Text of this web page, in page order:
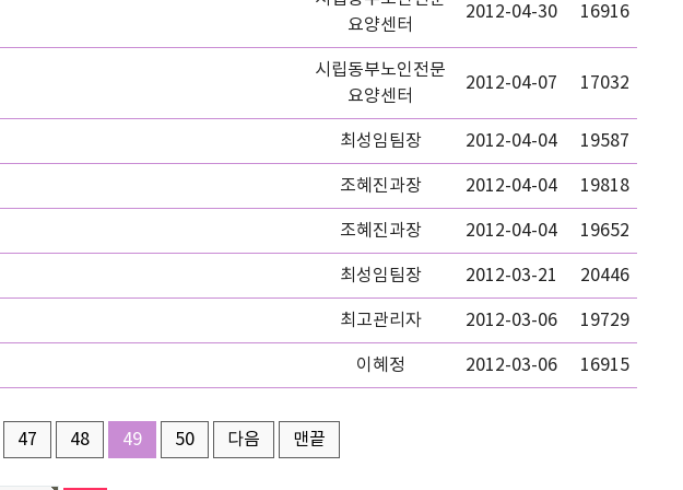
요양센터
2012-04-30 16916
시립동부노인전문
요양센터
2012-04-07 17032
최성임팀장 2012-04-04 19587
조혜진과장 2012-04-04 19818
조혜진과장 2012-04-04 19652
최성임팀장 2012-03-21 20446
최고관리자 2012-03-06 19729
이혜정 2012-03-06 16915
47 48 49 50 다음 맨끝